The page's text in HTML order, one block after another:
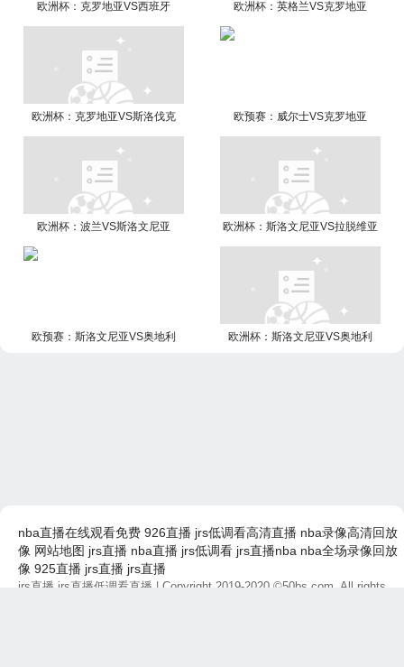
欧洲杯：克罗地亚VS西班牙 欧洲杯：英格兰VS克罗地亚
欧洲杯：克罗地亚VS斯洛伐克 欧预赛：威尔士VS克罗地亚
欧洲杯：波兰VS斯洛文尼亚 欧洲杯：斯洛文尼亚VS拉脱维亚
欧预赛：斯洛文尼亚VS奥地利 欧洲杯：斯洛文尼亚VS奥地利
nba直播在线观看免费 926直播 jrs低调看高清直播 nba录像高清回放
像 网站地图 jrs直播 nba直播 jrs低调看 jrs直播nba nba全场录像回放
像 925直播 jrs直播 jrs直播
jrs直播,jrs直播低调看直播 | Copyright 2019-2020 ©50bs.com, All rights